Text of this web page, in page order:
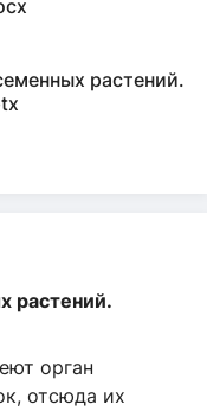
растений.
растений.
орган
отсюда их